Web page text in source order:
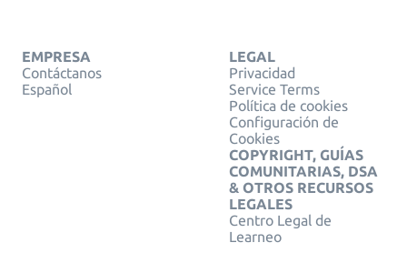
EMPRESA
Contáctanos
Español
LEGAL
Privacidad
Service Terms
Política de cookies
Configuración de
Cookies
COPYRIGHT, GUÍAS
COMUNITARIAS, DSA
& OTROS RECURSOS
LEGALES
Centro Legal de
Learneo